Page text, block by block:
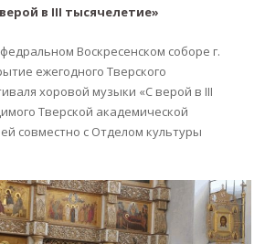
верой в III тысячелетие»
Воскресенском соборе г.
ежегодного Тверского
хоровой музыки «С верой в III
Тверской академической
совместно с Отделом культуры